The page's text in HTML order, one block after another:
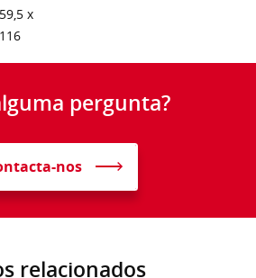
59,5 x
116
pergunta?
nos
relacionados